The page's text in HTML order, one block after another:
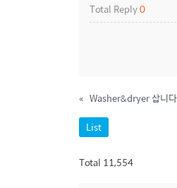
Total Reply0
« Washer&dryer 삽니
List
Total 11,554